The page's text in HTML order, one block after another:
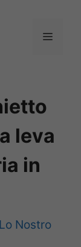
Menu
leva
in
Nostro